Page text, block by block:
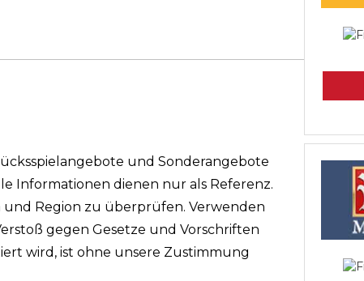
und Sonderangebote
Informationen dienen nur als Referenz.
und Region zu überprüfen. Verwenden
gegen Gesetze und Vorschriften
wird, ist ohne unsere Zustimmung